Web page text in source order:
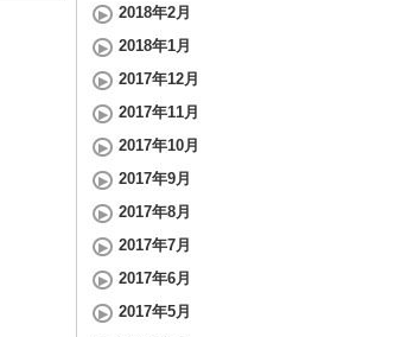
2018年2月
2018年1月
2017年12月
2017年11月
2017年10月
2017年9月
2017年8月
2017年7月
2017年6月
2017年5月